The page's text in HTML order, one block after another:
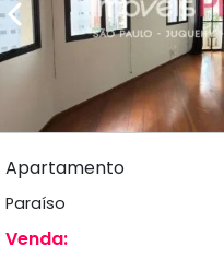
Previous
Apartamento
Paraíso
Venda: